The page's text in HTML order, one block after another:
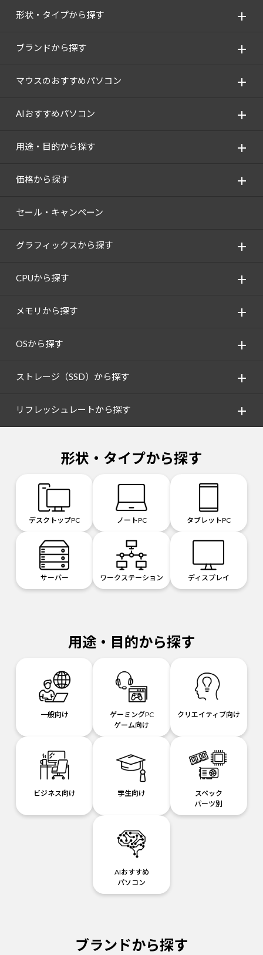
形状・タイプから探す
ブランドから探す
マウスのおすすめパソコン
AIおすすめパソコン
用途・目的から探す
価格から探す
セール・キャンペーン
グラフィックスから探す
CPUから探す
メモリから探す
OSから探す
ストレージ（SSD）から探す
リフレッシュレートから探す
形状・タイプから探す
デスクトップPC ノートPC タブレットPC
サーバー ワークステーション ディスプレイ
用途・目的から探す
一般向け
ゲーミングPC
ゲーム向け
クリエイティブ向け
ビジネス向け 学生向け
スペック
パーツ別
AIおすすめ
パソコン
ブランドから探す